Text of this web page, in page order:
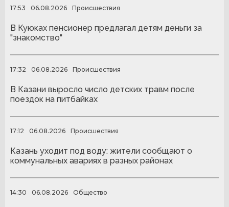
17:53 06.08.2026 Происшествия
В Куюках пенсионер предлагал детям деньги за
"знакомство"
17:32 06.08.2026 Происшествия
В Казани выросло число детских травм после
поездок на питбайках
17:12 06.08.2026 Происшествия
Казань уходит под воду: жители сообщают о
коммунальных авариях в разных районах
14:30 06.08.2026 Общество